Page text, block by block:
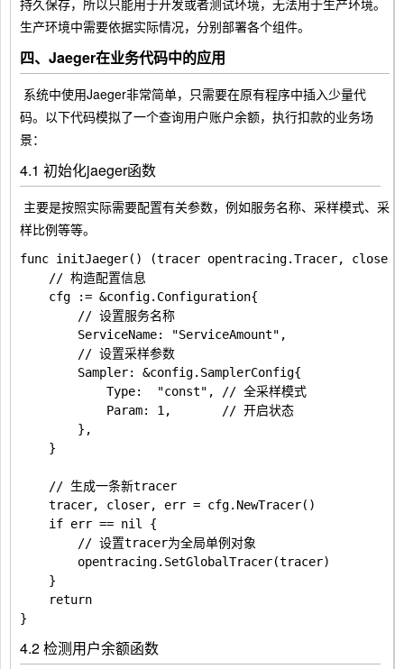
持久保存，所以只能用于开发或者测试环境，无法用于生产环境。
生产环境中需要依据实际情况，分别部署各个组件。
四、Jaeger在业务代码中的应用
​ 系统中使用Jaeger非常简单，只需要在原有程序中插入少量代
码。以下代码模拟了一个查询用户账户余额，执行扣款的业务场
景：
4.1 初始化jaeger函数
​ 主要是按照实际需要配置有关参数，例如服务名称、采样模式、采
样比例等等。
func initJaeger() (tracer opentracing.Tracer,
4.2 检测用户余额函数